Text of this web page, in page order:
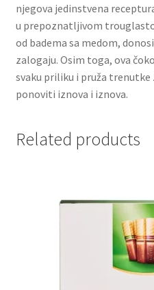
Partners
Poklon aranžmani
Premium čokolada
Privacy Policy
njegova jedinstvena
u prepoznatljivom
od badema sa medom,
zalogaju. Osim toga, ova
svaku priliku i pruža
ponoviti iznova i iznova.
Related products